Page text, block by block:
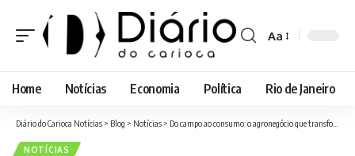
Font
Aa
Home Notícias Economia Política Rio de Janeiro
Diário do Carioca Notícias > Blog > Notícias > Do campo ao consumo: o agronegócio que transforma desperdícios em recursos valiosos
NOTÍCIAS